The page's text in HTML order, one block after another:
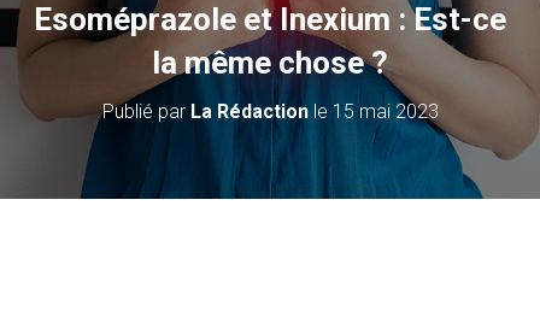
Esoméprazole et Inexium : Est-ce
la même chose ?
Publié par La Rédactionle 15 mai 2023